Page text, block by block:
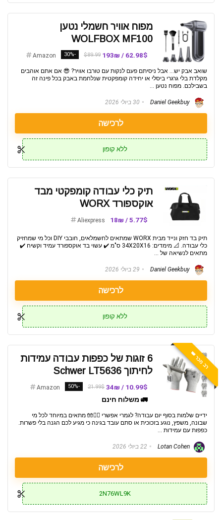
מפוח אוויר חשמלי נטען
WOLFBOX MF100
62.98$ / 193₪
$89.99
-30%
Amazon
שואב אבק יש... אבל ניסיתם פעם לנקות עם טורבו אוויר? 😎 אם אתם אוהבים
מקלדת בלי גרגרי ביסלי או יחידה קומפקטית שנלחמת באבק בכל פינה זה
בשבילכם. מפוח נטען ...
30 ביולי 2026
לרכישה
ללא קופון
תיק כלי עבודה קומפקטי מבד
אוקספורד WORX
5.77$ / 18₪
Aliexpress
תיק בד חזק ונייד מבית WORX שמתאים לחשמלאים, חובבי DIY וכל מי שמחזיק
כלי עבודה. 📐 מימדים: 34X20X16 ס"מ ✔️ עשוי בד אוקספורד עמיד וקשיח ✔️
מתאים לנשיאה של ...
29 ביולי 2026
לרכישה
ללא קופון
רב מכר 👑
6 זוגות של כפפות עבודה עמידות
לחיתוך Schwer LT5636
10.99$ / 34₪
21.99$
-50%
Amazon
🚛 משלוח חינם
ידיים שלמות בסוף יום עבודה? לגמרי אפשרי 👷‍♂️🧤 מתאים במיוחד לכל מי
שבונה, משפץ, נוגע בזכוכית או סתם עובד בגינה כי מגיע לכם הגנה בלי פשרות.
כפפות עם עמידות ...
22 ביולי 2026
לרכישה
2N76WL9K